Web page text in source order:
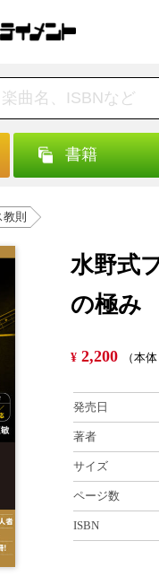
書籍
則
水野式
の極み
¥ 2,200 （本
発売日
著者
サイズ
ページ数
ISBN